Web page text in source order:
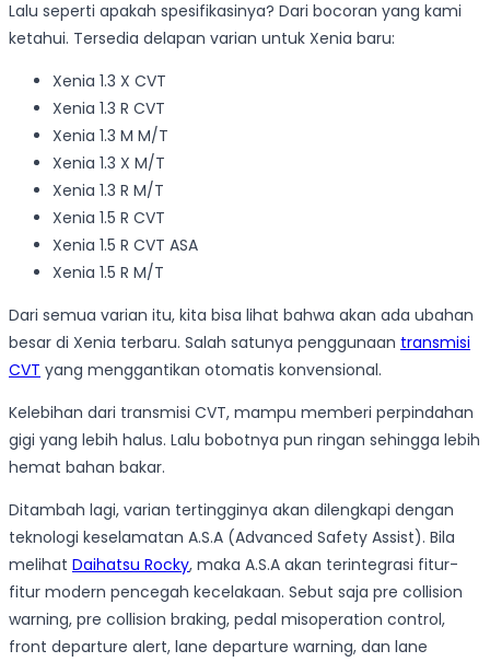
Lalu seperti apakah spesifikasinya? Dari bocoran yang kami
ketahui. Tersedia delapan varian untuk Xenia baru:
Xenia 1.3 X CVT
Xenia 1.3 R CVT
Xenia 1.3 M M/T
Xenia 1.3 X M/T
Xenia 1.3 R M/T
Xenia 1.5 R CVT
Xenia 1.5 R CVT ASA
Xenia 1.5 R M/T
Dari semua varian itu, kita bisa lihat bahwa akan ada ubahan
besar di Xenia terbaru. Salah satunya penggunaan transmisi
CVT yang menggantikan otomatis konvensional.
Kelebihan dari transmisi CVT, mampu memberi perpindahan
gigi yang lebih halus. Lalu bobotnya pun ringan sehingga lebih
hemat bahan bakar.
Ditambah lagi, varian tertingginya akan dilengkapi dengan
teknologi keselamatan A.S.A (Advanced Safety Assist). Bila
melihat Daihatsu Rocky, maka A.S.A akan terintegrasi fitur-
fitur modern pencegah kecelakaan. Sebut saja pre collision
warning, pre collision braking, pedal misoperation control,
front departure alert, lane departure warning, dan lane